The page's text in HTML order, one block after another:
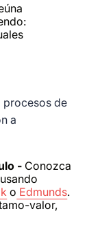
procesos de
a
- Conozca
o Edmunds.
valor,